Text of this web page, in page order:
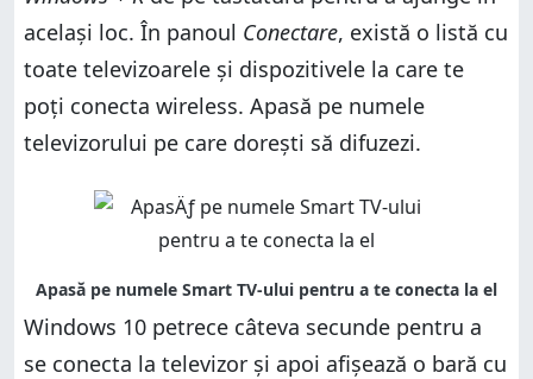
același loc. În panoul Conectare, există o listă cu
toate televizoarele și dispozitivele la care te
poți conecta wireless. Apasă pe numele
televizorului pe care dorești să difuzezi.
Windows 10 petrece câteva secunde pentru a
se conecta la televizor și apoi afișează o bară cu